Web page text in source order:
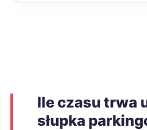
Ile czasu trwa
słupka